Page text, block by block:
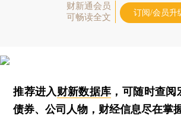
财新通会员
可畅读全文
订阅/会员升
推荐进入财新数据库 ，可随时查
债券、公司人物，财经信息尽在掌握